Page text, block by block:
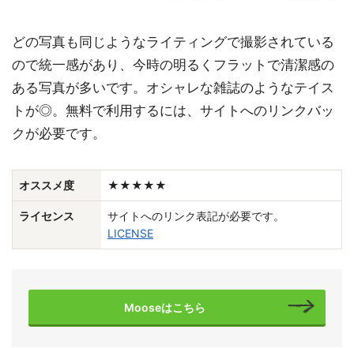
どの写真も同じようなライティングで撮影されている
ので統一感があり、今時の明るくフラットで清潔感の
ある写真が多いです。オシャレな雑誌のようなテイス
トが◎。無料で利用するには、サイトへのリンクバッ
クが必要です。
オススメ度 ★★★★★
ライセンス
サイトへのリンク表記が必要です。
LICENSE
Mooseはこちら